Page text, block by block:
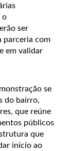
o
ser
parceria com
em validar
se
do bairro,
que reúne
públicos
que
início ao